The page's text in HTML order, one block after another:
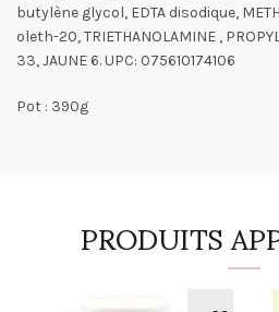
butylène glycol, EDTA disodique,
oleth-20, TRIETHANOLAMINE ,
33, JAUNE 6. UPC: 075610174106
Pot : 390g
PRODUITS